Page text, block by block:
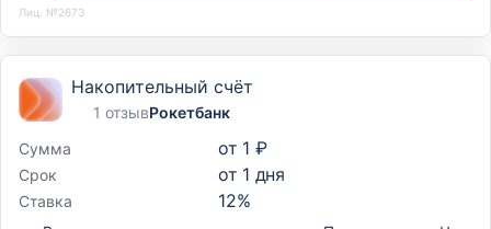
Лиц. №2673
Накопительный счёт
1 отзывРокетбанк
Сумма
от 1 ₽
Срок от 1 дня
Ставка 12%